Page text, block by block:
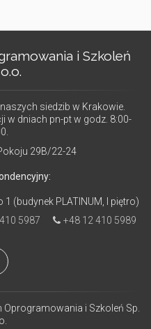
i Szkoleń
siedzib w Krakowie.
w dniach pn-pt w godz. 8:00-
29B/22-24
(budynek PLATINUM, I piętro)
5987 +48 12 410 5989
i Szkoleń Sp.